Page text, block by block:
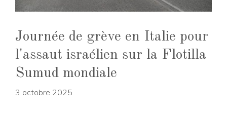
Journée de grève en Italie pour
l'assaut israélien sur la Flotilla
Sumud mondiale
3 octobre 2025